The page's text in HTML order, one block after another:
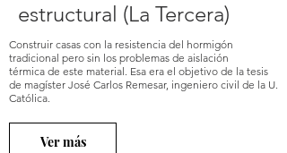
estructural (La Tercera)
Construir casas con la resistencia del hormigón
tradicional pero sin los problemas de aislación
térmica de este material. Esa era el objetivo de la tesis
de magíster José Carlos Remesar, ingeniero civil de la U.
Católica.
Ver más